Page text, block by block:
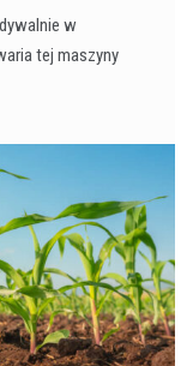
w
tej maszyny